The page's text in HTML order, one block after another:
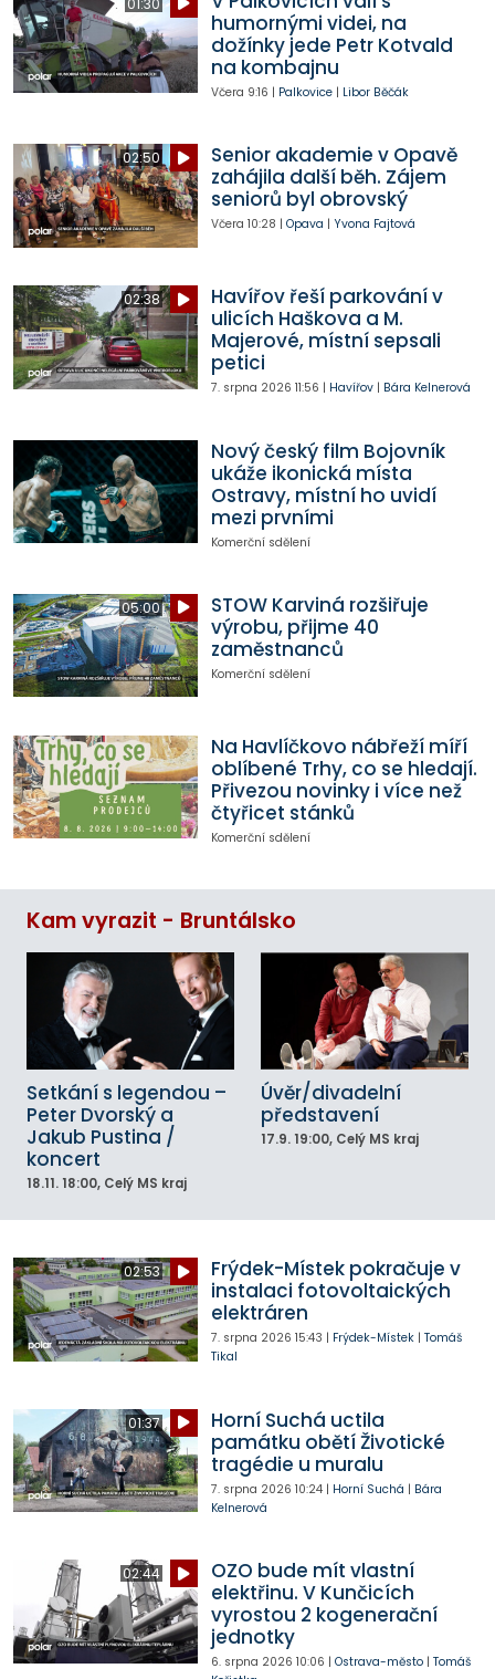
humornými videi, na
dožínky jede Petr Kotvald
na kombajnu
Včera 9:16 | Palkovice| Libor Běčák
02:50
Senior akademie v Opavě
zahájila další běh. Zájem
seniorů byl obrovský
Včera 10:28 | Opava | Yvona Fajtová
02:38
Havířov řeší parkování v
ulicích Haškova a M.
Majerové, místní sepsali
petici
7. srpna 2026 11:56 | Havířov| Bára Kelnerová
Nový český film Bojovník
ukáže ikonická místa
Ostravy, místní ho uvidí
mezi prvními
Komerční sdělení
05:00
STOW Karviná rozšiřuje
výrobu, přijme 40
zaměstnanců
Komerční sdělení
Na Havlíčkovo nábřeží míří
oblíbené Trhy, co se hledají.
Přivezou novinky i více než
čtyřicet stánků
Komerční sdělení
Kam vyrazit - Bruntálsko
Setkání s legendou –
Peter Dvorský a
Jakub Pustina /
koncert
18.11. 18:00, Celý MS kraj
Úvěr/divadelní
představení
17.9. 19:00, Celý MS kraj
02:53
Frýdek-Místek pokračuje v
instalaci fotovoltaických
elektráren
7. srpna 2026 15:43 | Frýdek-Místek| Tomáš
Tikal
01:37
Horní Suchá uctila
památku obětí Životické
tragédie u muralu
7. srpna 2026 10:24| Horní Suchá | Bára
Kelnerová
02:44
OZO bude mít vlastní
elektřinu. V Kunčicích
vyrostou 2 kogenerační
jednotky
6. srpna 2026 10:06 | Ostrava-město| Tomáš